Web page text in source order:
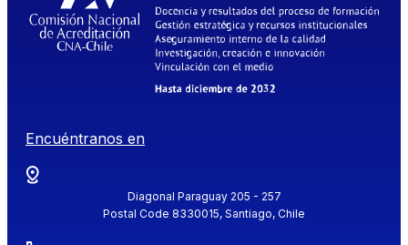
Encuéntranos en
Diagonal Paraguay 205 - 257
Postal Code 8330015, Santiago, Chile